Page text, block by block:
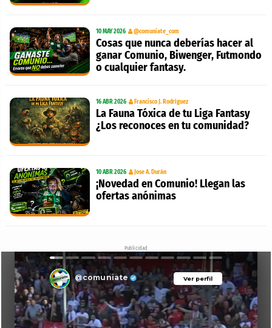
10 MAY 2026 @comuniate_com
Cosas que nunca deberías hacer al
ganar Comunio, Biwenger, Futmondo
o cualquier fantasy.
16 ABR 2026 Francisco J. Rodríguez
La Fauna Tóxica de tu Liga Fantasy
¿Los reconoces en tu comunidad?
10 ABR 2026 Jose A. Durán
¡Novedad en Comunio! Llegan las
ofertas anónimas
Publicidad
Ver perfil
@comuniate Ver perfil